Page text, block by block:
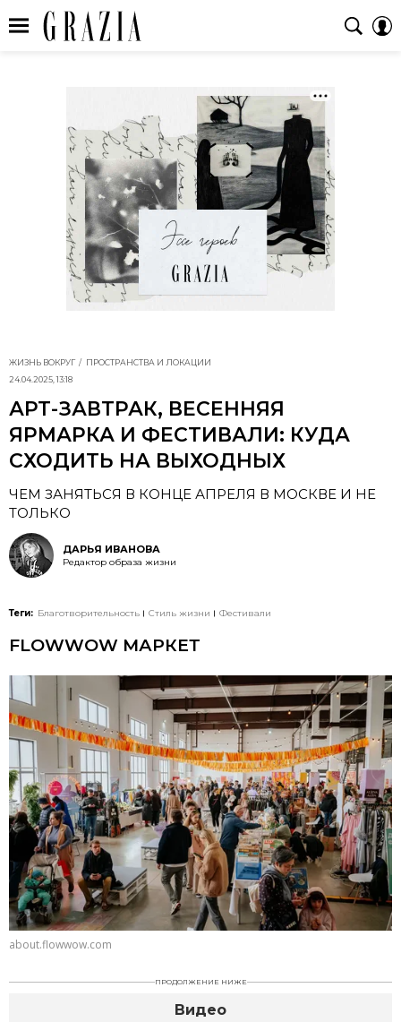
ЖИЗНЬ ВОКРУГ
ПРОСТРАНСТВА И ЛОКАЦИИ
24.04.2025, 13:18
АРТ-ЗАВТРАК, ВЕСЕННЯЯ
ЯРМАРКА И ФЕСТИВАЛИ: КУДА
СХОДИТЬ НА ВЫХОДНЫХ
ЧЕМ ЗАНЯТЬСЯ В КОНЦЕ АПРЕЛЯ В МОСКВЕ И НЕ
ТОЛЬКО
ДАРЬЯ ИВАНОВА
Редактор образа жизни
Теги: Благотворительность Стиль жизни Фестивали
FLOWWOW МАРКЕТ
about.flowwow.com
ПРОДОЛЖЕНИЕ НИЖЕ
Видео